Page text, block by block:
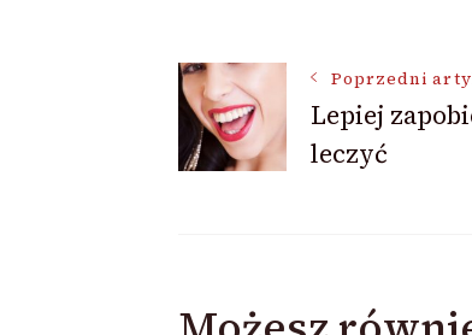
Nawigacja
wpisu
Poprzedni
Lepiej
leczyć